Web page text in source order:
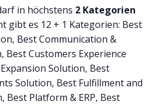
in höchstens 2 Kategorien
gibt es 12 + 1 Kategorien: Best
Best Communication &
Best Customers Experience
Solution, Best
Solution, Best Fulfillment and
Best Platform & ERP, Best